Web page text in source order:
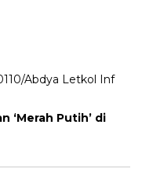
‘Merah Putih’ di